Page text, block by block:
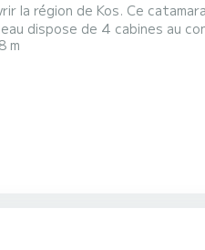
la région de Kos. Ce
de 114 chevaux, il sera votre
m